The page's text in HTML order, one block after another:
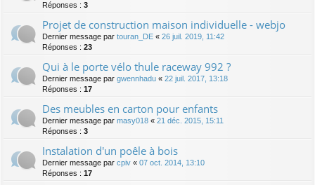
Réponses : 3
Projet de construction maison individuelle - webjo
Dernier message par touran_DE « 26 juil. 2019, 11:42
Réponses : 23
Qui à le porte vélo thule raceway 992 ?
Dernier message par gwennhadu « 22 juil. 2017, 13:18
Réponses : 17
Des meubles en carton pour enfants
Dernier message par masy018 « 21 déc. 2015, 15:11
Réponses : 3
Instalation d'un poêle à bois
Dernier message par cpiv « 07 oct. 2014, 13:10
Réponses : 17